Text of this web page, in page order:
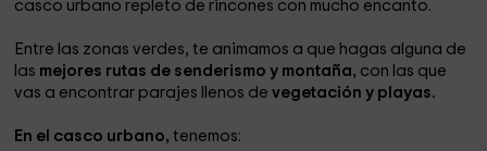
casco urbano repleto de rincones con mucho encanto.
Entre las zonas verdes, te animamos a que hagas alguna de
las mejores rutas de senderismo y montaña, con las que
vas a encontrar parajes llenos de vegetación y playas.
En el casco urbano, tenemos: